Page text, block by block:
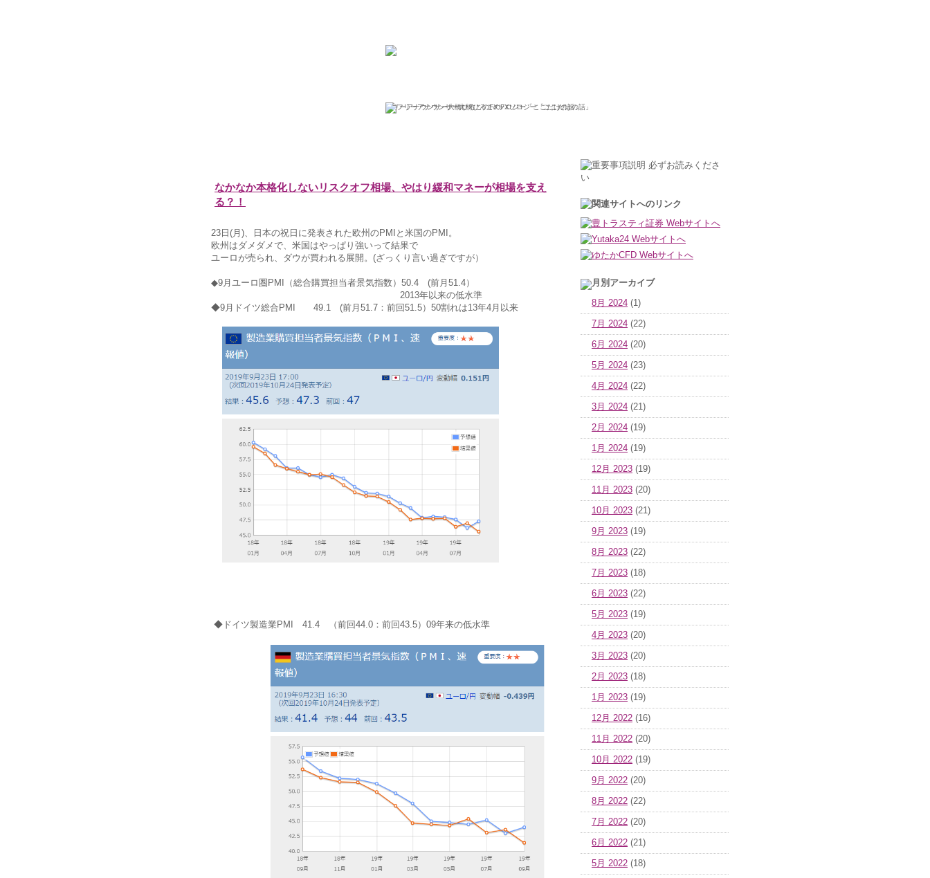
ひろこの“ボラタイル”な日々
フリーアナウンサー大橋ひろこのFXソロジー「ここだけの話」
なかなか本格化しないリスクオフ相場、やはり緩和マネーが相場を支え
る？！
23日(月)、日本の祝日に発表された欧州のPMIと米国のPMI。
欧州はダメダメで、米国はやっぱり強いって結果で
ユーロが売られ、ダウが買われる展開。(ざっくり言い過ぎですが）
◆9月ユーロ圏PMI（総合購買担当者景気指数）50.4 (前月51.4）
2013年以来の低水準
◆9月ドイツ総合PMI 49.1 (前月51.7：前回51.5）50割れは13年4月以来
◆ドイツ製造業PMI 41.4 （前回44.0：前回43.5）09年来の低水準
8月 2024 (1)
7月 2024 (22)
6月 2024 (20)
5月 2024 (23)
4月 2024 (22)
3月 2024 (21)
2月 2024 (19)
1月 2024 (19)
12月 2023 (19)
11月 2023 (20)
10月 2023 (21)
9月 2023 (19)
8月 2023 (22)
7月 2023 (18)
6月 2023 (22)
5月 2023 (19)
4月 2023 (20)
3月 2023 (20)
2月 2023 (18)
1月 2023 (19)
12月 2022 (16)
11月 2022 (20)
10月 2022 (19)
9月 2022 (20)
8月 2022 (22)
7月 2022 (20)
6月 2022 (21)
5月 2022 (18)